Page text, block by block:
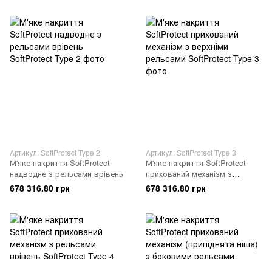
Артикул: SoftProtect Type 2
М'яке накриття SoftProtect
надводне з рельсами врівень
678 316.80 грн
Артикул: SoftProtect Type 3
М'яке накриття SoftProtect
прихований механізм з
верхніми рельсами
678 316.80 грн